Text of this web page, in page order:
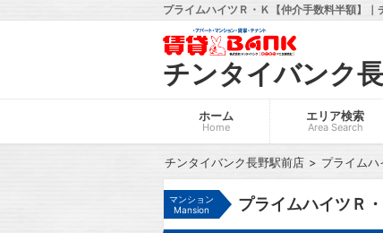
プライムハイツＲ・Ｋ【仲介手数料半額】
チンタイバンク
ホーム
Home
エリア検索
Area Search
チンタイバンク長野駅前店 プライムハ
マンション
Mansion
プライムハイツＲ